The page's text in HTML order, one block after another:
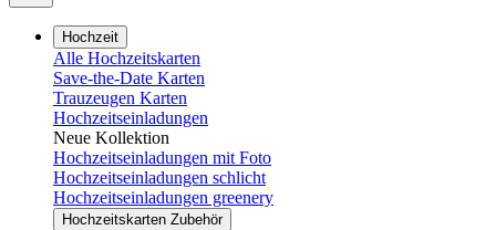
Hochzeit
Alle Hochzeitskarten
Save-the-Date Karten
Trauzeugen Karten
Hochzeitseinladungen
Neue Kollektion
Hochzeitseinladungen mit Foto
Hochzeitseinladungen schlicht
Hochzeitseinladungen greenery
Hochzeitskarten Zubehör